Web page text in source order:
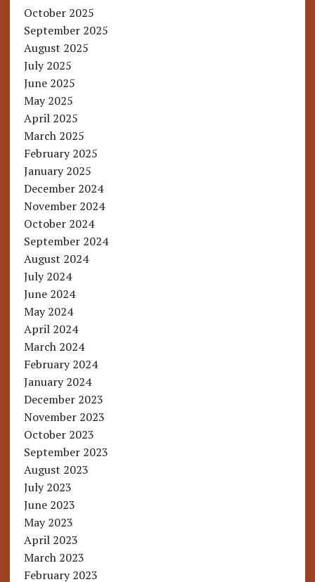
October 2025
September 2025
August 2025
July 2025
June 2025
May 2025
April 2025
March 2025
February 2025
January 2025
December 2024
November 2024
October 2024
September 2024
August 2024
July 2024
June 2024
May 2024
April 2024
March 2024
February 2024
January 2024
December 2023
November 2023
October 2023
September 2023
August 2023
July 2023
June 2023
May 2023
April 2023
March 2023
February 2023